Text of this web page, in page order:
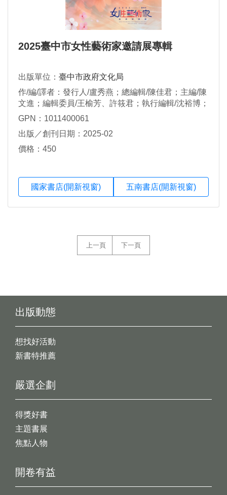
2025臺中市女性藝術家邀請展專輯
出版單位： 臺中市政府文化局
作/編/譯者：發行人/盧秀燕；總編輯/陳佳君；主編/陳
文進；編輯委員/王榆芳、許筱君；執行編輯/沈裕博；
翻譯/馬思揚
GPN：1011400061
出版／創刊日期：2025-02
價格：450
國家書店(開新視窗) 五南書店(開新視窗)
上一頁 下一頁
出版動態
想找好活動
新書特推薦
開卷有益
嚴選企劃
得獎好書
主題書展
焦點人物